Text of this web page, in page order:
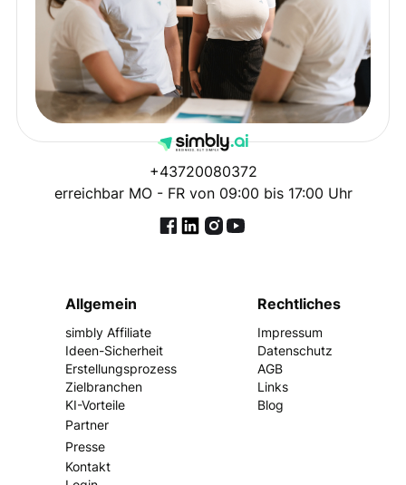
+43720080372
erreichbar MO - FR von 09:00 bis 17:00 Uhr
Allgemein
simbly Affiliate
Ideen-Sicherheit
Erstellungsprozess
Zielbranchen
KI-Vorteile
Partner
Presse
Kontakt
Rechtliches
Impressum
Datenschutz
AGB
Links
Blog